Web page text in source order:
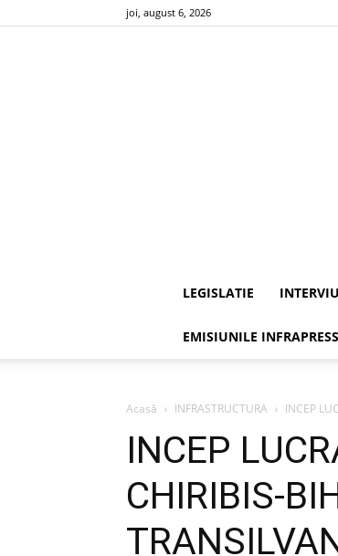
joi, august 6, 2026
LEGISLATIE
EMISIUNILE INFRAPRESS
Acasă INFRASTRUCTURA INCEP
INCEP
CHIRIBIS-